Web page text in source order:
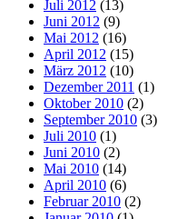
Juli 2012 (13)
Juni 2012 (9)
Mai 2012 (16)
April 2012 (15)
März 2012 (10)
Dezember 2011 (1)
Oktober 2010 (2)
September 2010 (3)
Juli 2010 (1)
Juni 2010 (2)
Mai 2010 (14)
April 2010 (6)
Februar 2010 (2)